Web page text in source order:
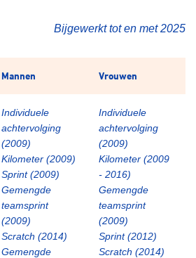
Bijgewerkt tot en met 2025
Mannen Vrouwen
Individuele
achtervolging
(2009)
Kilometer (2009)
Sprint (2009)
Gemengde
teamsprint
(2009)
Scratch (2014)
Gemengde
Individuele
achtervolging
(2009)
Kilometer (2009
- 2016)
Gemengde
teamsprint
(2009)
Sprint (2012)
Scratch (2014)